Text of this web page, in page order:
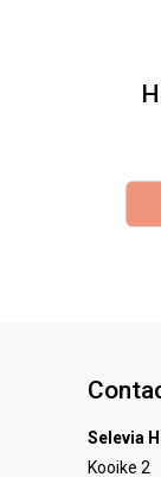
Selevia
Kooike 2